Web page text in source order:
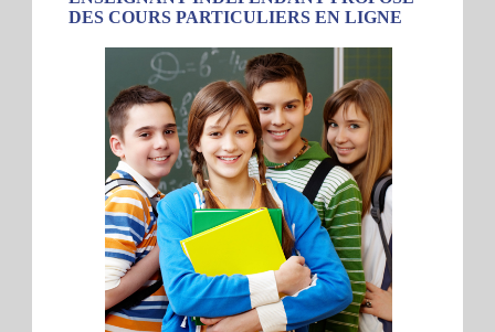
DES COURS PARTICULIERS EN LIGNE